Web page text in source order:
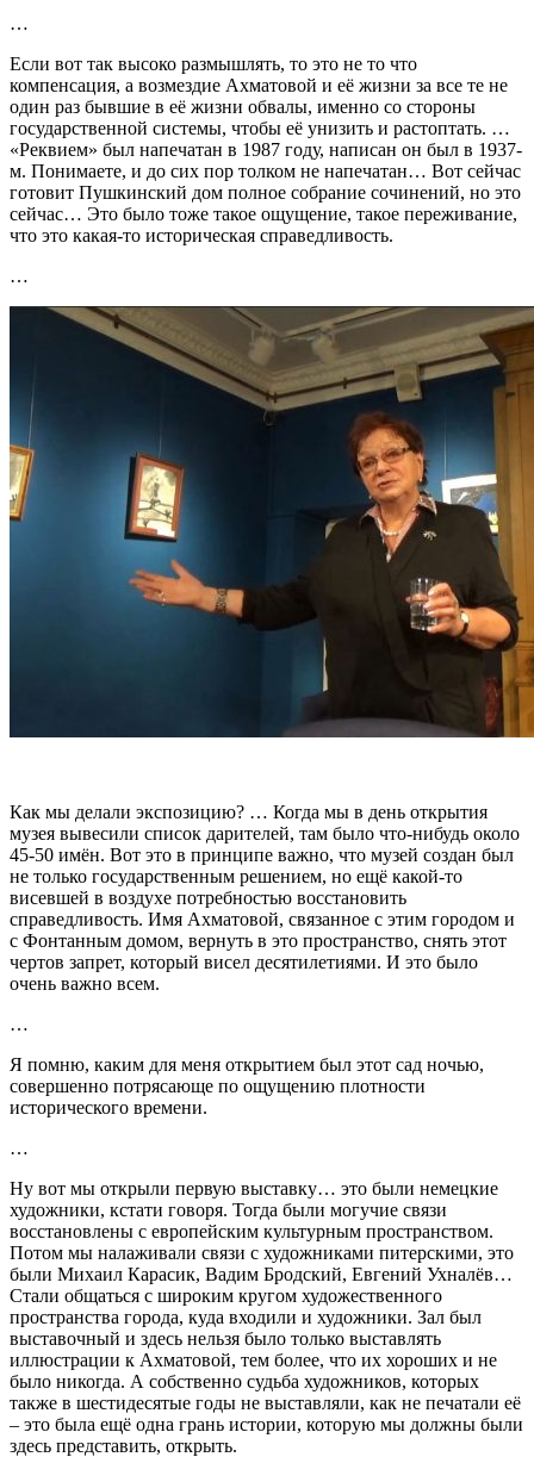
…
Если вот так высоко размышлять, то это не то что
компенсация, а возмездие Ахматовой и её жизни за все те не
один раз бывшие в её жизни обвалы, именно со стороны
государственной системы, чтобы её унизить и растоптать. …
«Реквием» был напечатан в 1987 году, написан он был в 1937-
м. Понимаете, и до сих пор толком не напечатан… Вот сейчас
готовит Пушкинский дом полное собрание сочинений, но это
сейчас… Это было тоже такое ощущение, такое переживание,
что это какая-то историческая справедливость.
…
Как мы делали экспозицию? … Когда мы в день открытия
музея вывесили список дарителей, там было что-нибудь около
45-50 имён. Вот это в принципе важно, что музей создан был
не только государственным решением, но ещё какой-то
висевшей в воздухе потребностью восстановить
справедливость. Имя Ахматовой, связанное с этим городом и
с Фонтанным домом, вернуть в это пространство, снять этот
чертов запрет, который висел десятилетиями. И это было
очень важно всем.
…
Я помню, каким для меня открытием был этот сад ночью,
совершенно потрясающе по ощущению плотности
исторического времени.
…
Ну вот мы открыли первую выставку… это были немецкие
художники, кстати говоря. Тогда были могучие связи
восстановлены с европейским культурным пространством.
Потом мы налаживали связи с художниками питерскими, это
были Михаил Карасик, Вадим Бродский, Евгений Ухналёв…
Стали общаться с широким кругом художественного
пространства города, куда входили и художники. Зал был
выставочный и здесь нельзя было только выставлять
иллюстрации к Ахматовой, тем более, что их хороших и не
было никогда. А собственно судьба художников, которых
также в шестидесятые годы не выставляли, как не печатали её
– это была ещё одна грань истории, которую мы должны были
здесь представить, открыть.